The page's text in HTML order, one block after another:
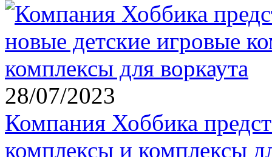
28/07/2023
Компания Хоббика
комплексы и комплексы